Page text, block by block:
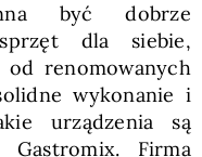
być dobrze
dla siebie,
renomowanych
wykonanie i
urządzenia są
Firma